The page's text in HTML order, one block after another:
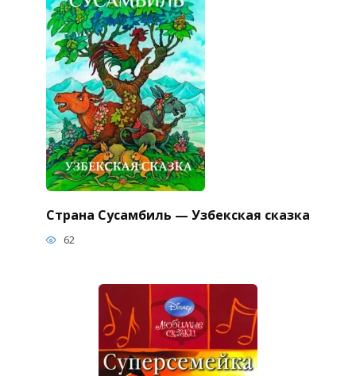
Страна Сусамбиль — Узбекская сказка
62